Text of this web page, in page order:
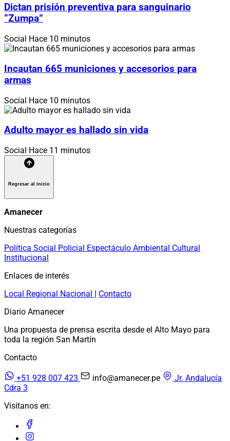
Dictan prisión preventiva para sanguinario
“Zumpa”
Social Hace 10 minutos
Incautan 665 municiones y accesorios para
armas
Social Hace 10 minutos
Adulto mayor es hallado sin vida
Social Hace 11 minutos
Regresar al inicio
Amanecer
Nuestras categorías
Política Social Policial Espectáculo Ambiental Cultural
Institucional
Enlaces de interés
Local Regional Nacional | Contacto
Diario Amanecer
Una propuesta de prensa escrita desde el Alto Mayo para
toda la región San Martín
Contacto
+51 928 007 423 info@amanecer.pe
Jr. Andalucía
Cdra 3
Visítanos en: